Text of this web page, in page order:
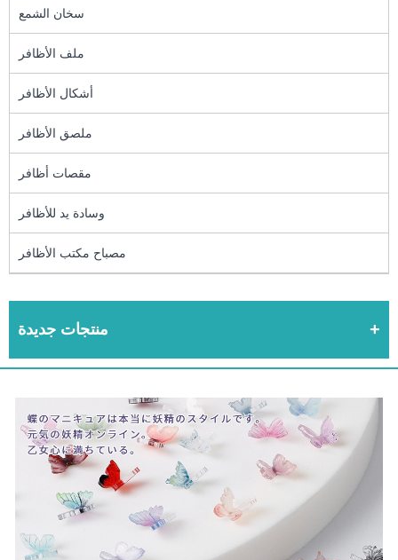
سخان الشمع
ملف الأظافر
أشكال الأظافر
ملصق الأظافر
مقصات أظافر
وسادة يد للأظافر
مصباح مكتب الأظافر
منتجات جديدة